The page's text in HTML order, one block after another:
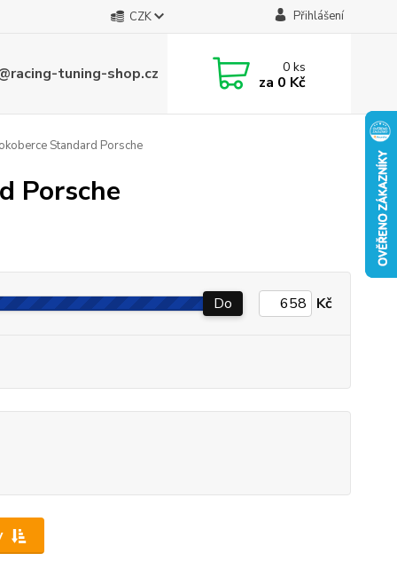
CZK Přihlášení
tuning-shop.cz 0ks
za 0 Kč
Standard Porsche
Porsche
Do Kč